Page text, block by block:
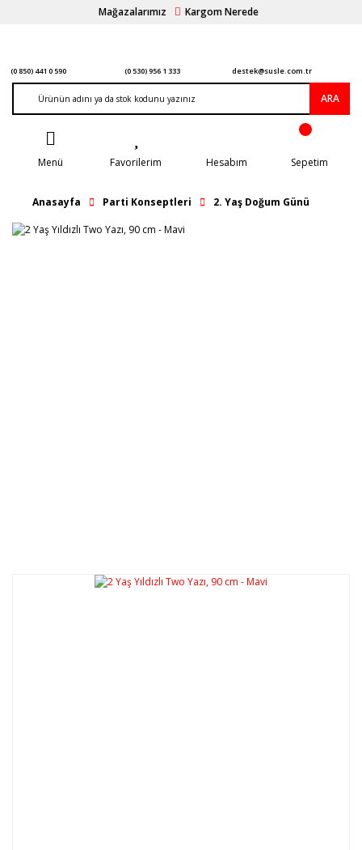
Mağazalarımız Kargom Nerede
(0 850) 441 0 590 (0 530) 956 1 333 destek@susle.com.tr
ARA
Menü Favorilerim Hesabım Sepetim
Anasayfa Parti Konseptleri 2. Yaş Doğum Günü